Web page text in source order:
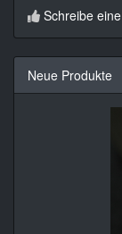
Schreibe
Neue Produkte